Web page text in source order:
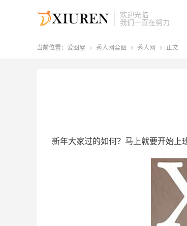
欢迎光临
我们一直在努力
当前位置： 爱图屋  秀人网套图  秀人网  正文
新年大家过的如何？马上就要开始上